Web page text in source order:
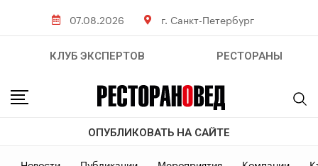
07.08.2026 г. Санкт-Петербург
КЛУБ ЭКСПЕРТОВ РЕСТОРАНЫ
ОПУБЛИКОВАТЬ НА САЙТЕ